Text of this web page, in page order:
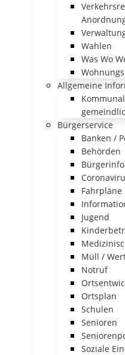
Wahlen
Was Wo
Allgemeine
Bürgerservice
Banken /
Behörden
Fahrpläne
Jugend
Müll /
Notruf
Ortsplan
Schulen
Senioren
Soziale